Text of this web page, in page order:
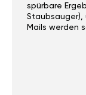
spürbare
Staubsauger),
Mails werden